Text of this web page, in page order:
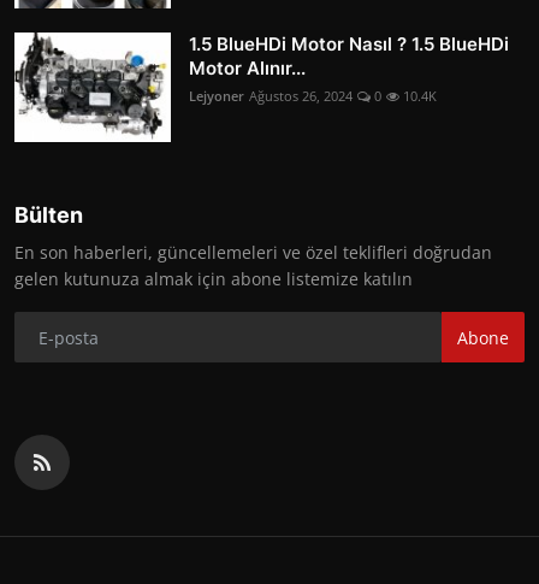
1.5 BlueHDi Motor Nasıl ? 1.5 BlueHDi
Motor Alınır...
Lejyoner Ağustos 26, 2024 0 10.4K
Bülten
En son haberleri, güncellemeleri ve özel teklifleri doğrudan
gelen kutunuza almak için abone listemize katılın
Abone